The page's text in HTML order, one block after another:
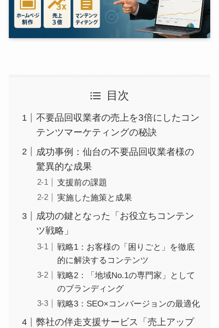
目次
不要品回収業者の売上を3倍にしたコン
テンツマーケティングの秘訣
成功事例：仙台の不要品回収業者様の
驚異的な成果
支援前の課題
実施した施策と成果
成功の鍵となった「お役立ちコンテン
ツ戦略」
戦略1：お客様の「困りごと」を徹底
的に解決するコンテンツ
戦略2：「地域No.1の専門家」として
のブランディング
戦略3：SEO×コンバージョンの最適化
弊社の伴走支援サービス「売上アップ